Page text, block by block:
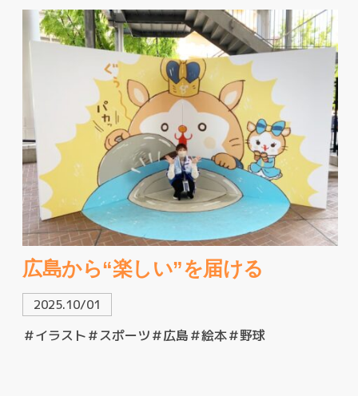
広島から“楽しい”を届ける
2025.10/01
＃イラスト＃スポーツ＃広島＃絵本＃野球